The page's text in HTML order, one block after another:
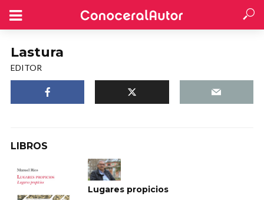
Lastura
EDITOR
LIBROS
Lugares propicios